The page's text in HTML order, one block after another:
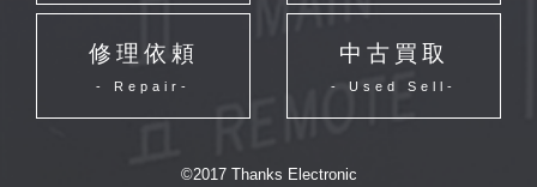
修理依頼
- Repair-
中古買取
- Used Sell-
©2017 Thanks Electronic